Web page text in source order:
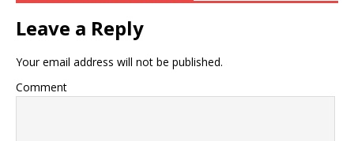
Leave a Reply
Your email address will not be published.
Comment